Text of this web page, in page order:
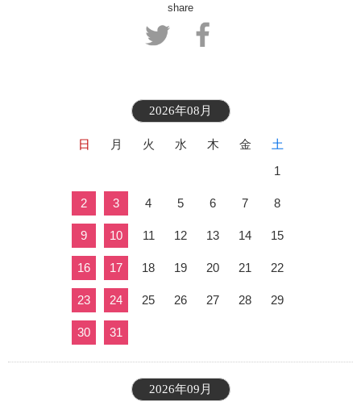
share
2026年08月
日 月 火 水 木 金
土
1
2 3 4 5 6 7 8
9 10 11 12 13 14 15
16 17 18 19 20 21 22
23 24 25 26 27 28 29
30 31
2026年09月